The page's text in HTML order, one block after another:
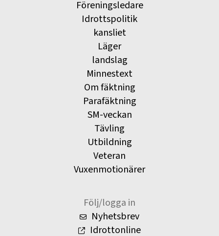
Föreningsledare
Idrottspolitik
kansliet
Läger
landslag
Minnestext
Om fäktning
Parafäktning
SM-veckan
Tävling
Utbildning
Veteran
Vuxenmotionärer
Följ/logga in
Nyhetsbrev
Idrottonline